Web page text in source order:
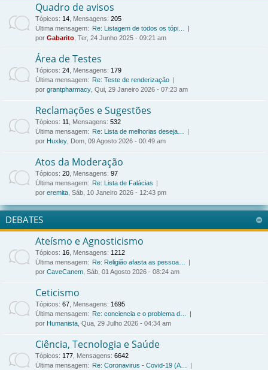
os
Quadro de avisos
Tópicos: 14, Mensagens: 205
Última mensagem:
Re: Listagem de todos os tópi…
por Gabarito, Ter, 24 Junho 2025 - 09:21 am
Área de Testes
Tópicos: 24, Mensagens: 179
Última mensagem:
Re: Teste de renderização
por grantpharmacy, Qui, 29 Janeiro 2026 - 07:23 am
Reclamações e Sugestões
Tópicos: 11, Mensagens: 532
Última mensagem:
Re: Lista de melhorias deseja…
por Huxley, Dom, 09 Agosto 2026 - 00:49 am
Atos da Moderação
Tópicos: 20, Mensagens: 97
Última mensagem:
Re: Lista de Falácias
por eremita, Sáb, 10 Janeiro 2026 - 12:43 pm
DEBATES
Ateísmo e Agnosticismo
Tópicos: 16, Mensagens: 1212
Última mensagem:
Re: Religião afasta as pessoa…
por CaveCanem, Sáb, 01 Agosto 2026 - 08:24 am
Ceticismo
Tópicos: 67, Mensagens: 1695
Última mensagem:
Re: conciencia e o problema d…
por Humanista, Qua, 29 Julho 2026 - 04:34 am
Ciência, Tecnologia e Saúde
Tópicos: 177, Mensagens: 6642
Última mensagem:
Re: Coronavirus - Covid-19 (A…